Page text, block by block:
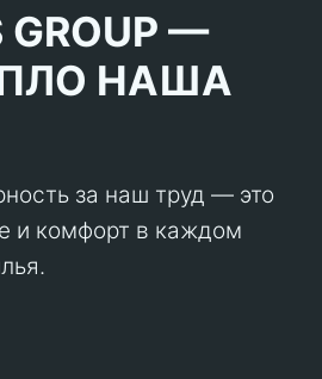
GROUP —
НАША
за наш труд — это
и комфорт в каждом